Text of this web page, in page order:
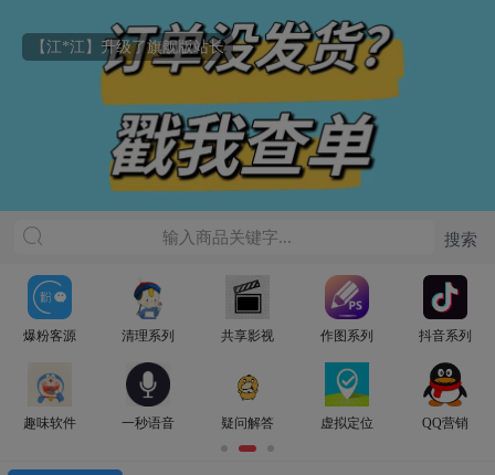
【江*江】升级了旗舰版站长
爆粉客源 清理系列 共享影视 作图系列 抖音系列
趣味软件 一秒语音 疑问解答 虚拟定位 QQ营销